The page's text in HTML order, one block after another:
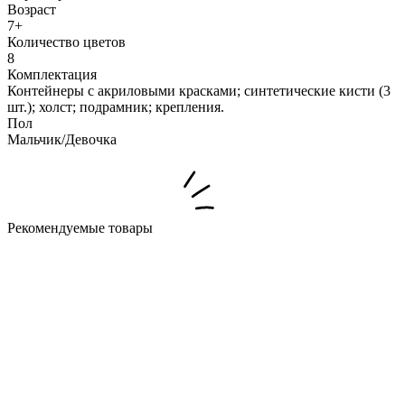
Возраст
7+
Количество цветов
8
Комплектация
Контейнеры с акриловыми красками; синтетические кисти (3
шт.); холст; подрамник; крепления.
Пол
Мальчик/Девочка
Рекомендуемые товары